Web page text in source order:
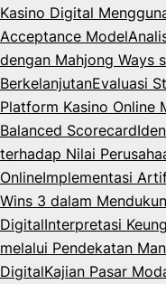
Kasino Digital
Acceptance Model
dengan Mahjong Ways
BerkelanjutanEvaluasi
Platform Kasino Online
Balanced Scorecard
terhadap Nilai
OnlineImplementasi
Wins 3 dalam
DigitalInterpretasi
melalui Pendekatan
DigitalKajian Pasar